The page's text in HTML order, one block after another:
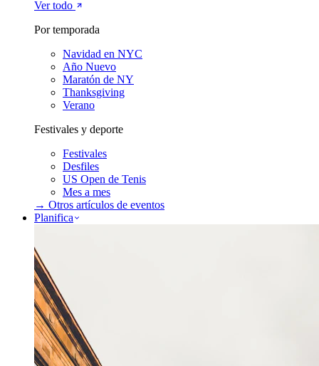
Ver todo
Por temporada
Navidad en NYC
Año Nuevo
Maratón de NY
Thanksgiving
Verano
Festivales y deporte
Festivales
Desfiles
US Open de Tenis
Mes a mes
→ Otros artículos de eventos
Planifica